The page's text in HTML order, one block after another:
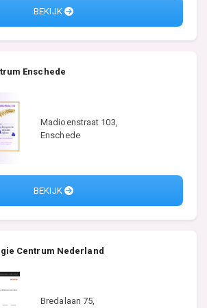
BEKIJK
Enschede
Madioenstraat 103,
Enschede
BEKIJK
Centrum Nederland
Bredalaan 75,